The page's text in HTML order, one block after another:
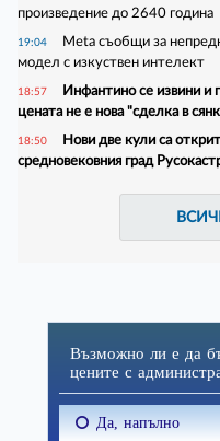
произведение до 2640 година
19:04
Meta съобщи за
модел с изкуствен интелект
18:57
Инфантино се извини
цената не е нова "сделка в
18:50
Нови две кули са
средновековния град